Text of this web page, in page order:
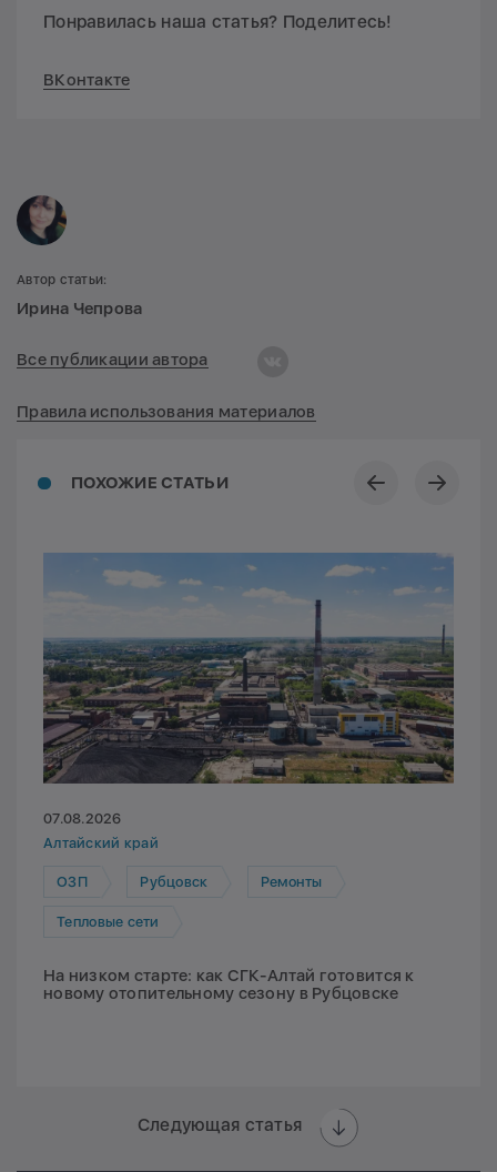
Понравилась наша статья? Поделитесь!
ВКонтакте
ПОХОЖИЕ СТАТЬИ
07.08.2026
Алтайский край
ОЗП Рубцовск Ремонты
Тепловые сети
На низком старте: как СГК-Алтай готовится к
новому отопительному сезону в Рубцовске
Следующая статья
Автор статьи:
Ирина Чепрова
Все публикации автора
Правила использования материалов